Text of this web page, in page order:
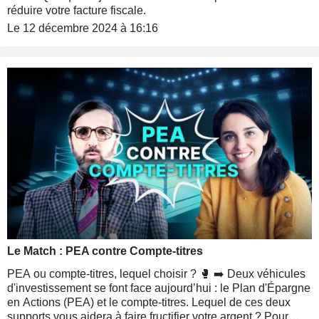
réduire votre facture fiscale.
Le 12 décembre 2024 à 16:16
Le Match : PEA contre Compte-titres
PEA ou compte-titres, lequel choisir ? 🥊 ➡️ Deux véhicules
d'investissement se font face aujourd’hui : le Plan d'Épargne
en Actions (PEA) et le compte-titres. Lequel de ces deux
supports vous aidera à faire fructifier votre argent ? Pour